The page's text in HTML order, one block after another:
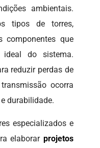
ambientais.
tipos de torres,
componentes que
ideal do sistema.
reduzir perdas de
ocorra
durabilidade.
especializados e
elaborar projetos